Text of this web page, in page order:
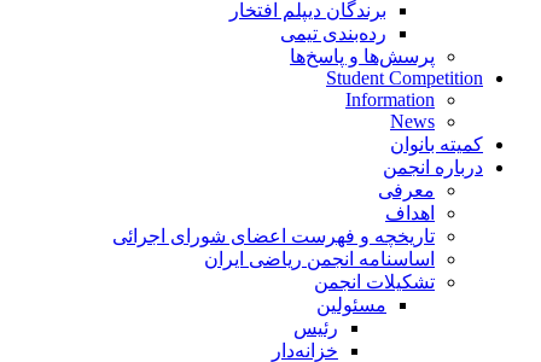
برندگان دیپلم افتخار
رده‌بندی تیمی
پرسش‌ها و پاسخ‌ها
Student Competition
Information
News
کمیته بانوان
درباره انجمن
معرفی
اهداف
تاریخچه و فهرست اعضای شورای اجرائی
اساسنامه انجمن ریاضی ایران
تشکیلات انجمن
مسئولین
رئیس
خزانه‌دار